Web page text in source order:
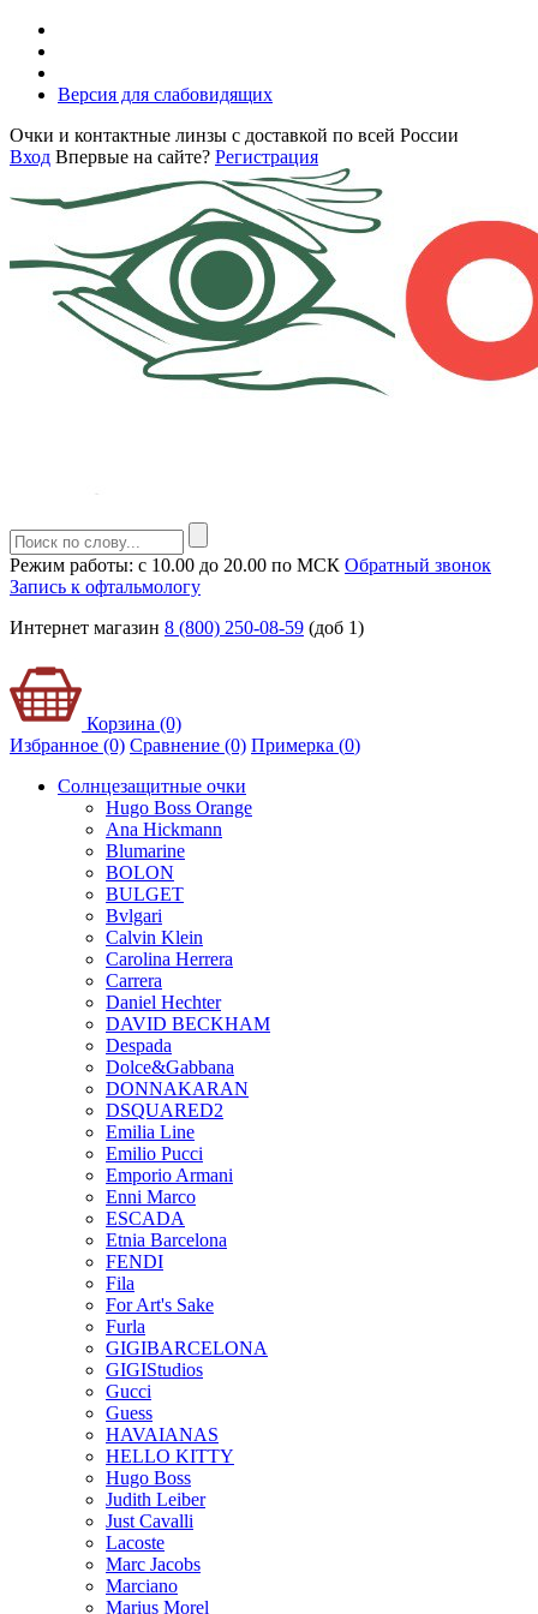
Версия для слабовидящих
Очки и контактные линзы с доставкой по всей России
Вход Впервые на сайте? Регистрация
Режим работы: с 10.00 до 20.00 по МСК Обратный звонок
Запись к офтальмологу
Интернет магазин 8 (800) 250-08-59 (доб 1)
Корзина (0)
Избранное (0) Сравнение (0) Примерка (0)
Солнцезащитные очки
Hugo Boss Orange
Ana Hickmann
Blumarine
BOLON
BULGET
Bvlgari
Calvin Klein
Carolina Herrera
Carrera
Daniel Hechter
DAVID BECKHAM
Despada
Dolce&Gabbana
DONNAKARAN
DSQUARED2
Emilia Line
Emilio Pucci
Emporio Armani
Enni Marco
ESCADA
Etnia Barcelona
FENDI
Fila
For Art's Sake
Furla
GIGIBARCELONA
GIGIStudios
Gucci
Guess
HAVAIANAS
HELLO KITTY
Hugo Boss
Judith Leiber
Just Cavalli
Lacoste
Marc Jacobs
Marciano
Marius Morel